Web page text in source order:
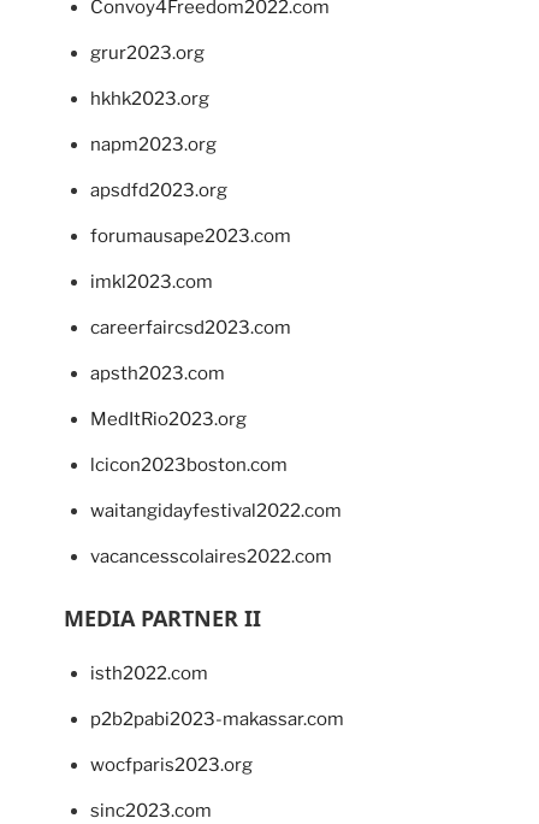
Convoy4Freedom2022.com
grur2023.org
hkhk2023.org
napm2023.org
apsdfd2023.org
forumausape2023.com
imkl2023.com
careerfaircsd2023.com
apsth2023.com
MedItRio2023.org
lcicon2023boston.com
waitangidayfestival2022.com
vacancesscolaires2022.com
MEDIA PARTNER II
isth2022.com
p2b2pabi2023-makassar.com
wocfparis2023.org
sinc2023.com